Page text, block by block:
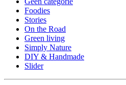
Foodies
Stories
On the Road
Green living
Simply Nature
DIY & Handmade
Slider